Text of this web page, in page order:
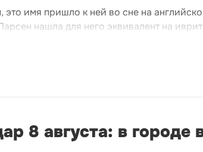
имя пришло к ней во сне на
нашла для него эквивалент на
8 августа: в городе